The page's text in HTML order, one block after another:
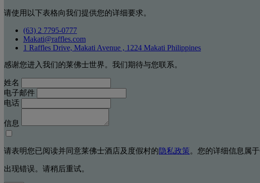
请使用以下表格向我们提供您的详细要求。
(63) 2 7795-0777
Makati@raffles.com
1 Raffles Drive, Makati Avenue , 1224 Makati Philippines
感谢您进入我们的莱佛士世界。我们期待与您联系。
姓名
电子邮件
电话
信息
请表明您已阅读并同意莱佛士酒店及度假村的隐私政策。您的详细信息属
出现错误。请稍后重试。